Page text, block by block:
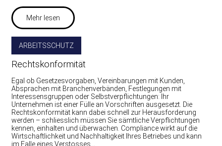
Mehr lesen
ARBEITSSCHUTZ
Rechtskonformität
Egal ob Gesetzesvorgaben, Vereinbarungen mit Kunden,
Absprachen mit Branchenverbänden, Festlegungen mit
Interessensgruppen oder Selbstverpflichtungen: Ihr
Unternehmen ist einer Fülle an Vorschriften ausgesetzt. Die
Rechtskonformität kann dabei schnell zur Herausforderung
werden – schliesslich müssen Sie sämtliche Verpflichtungen
kennen, einhalten und überwachen. Compliance wirkt auf die
Wirtschaftlichkeit und Nachhaltigkeit Ihres Betriebes und kann
im Falle eines Verstosses…